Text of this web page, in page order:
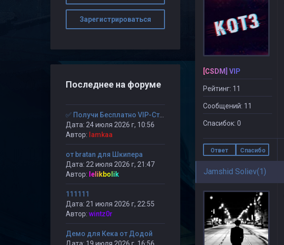
[CSDM] VIP
Рейтинг: 11
Сообщений: 11
Спасибок: 0
Ответ Спасибо
Jamshid Soliev(1)
Зарегистрироваться
Последнее на форуме
Дата: 24 июля 2026 г, 10:56
Автор: lamkaa
от bratan для Шкипера
Дата: 22 июля 2026 г, 21:47
Автор: lelikbolik
111111
Дата: 21 июля 2026 г, 22:55
Автор: wintz0r
Демо для Кека от Додой